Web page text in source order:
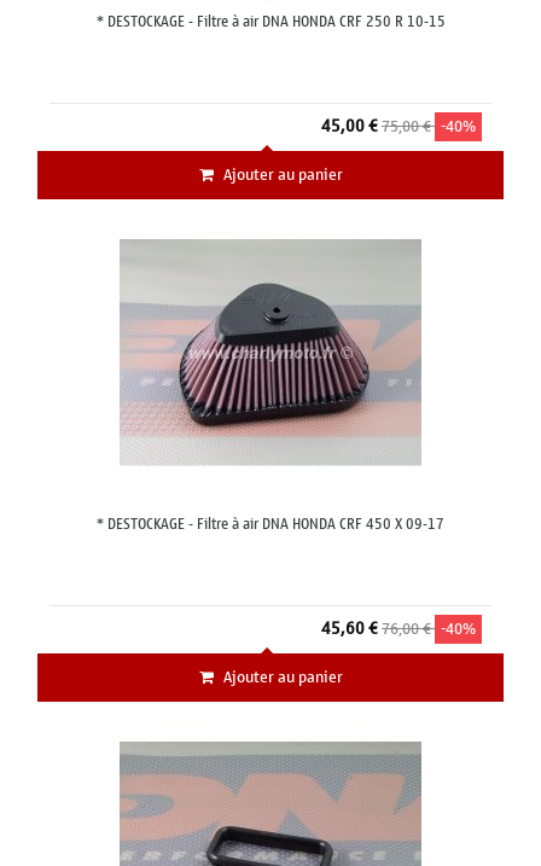
* DESTOCKAGE - Filtre à air DNA HONDA CRF 250 R 10-15
45,00 €75,00 € -40%
Ajouter au panier
* DESTOCKAGE - Filtre à air DNA HONDA CRF 450 X 09-17
45,60 €76,00 € -40%
Ajouter au panier